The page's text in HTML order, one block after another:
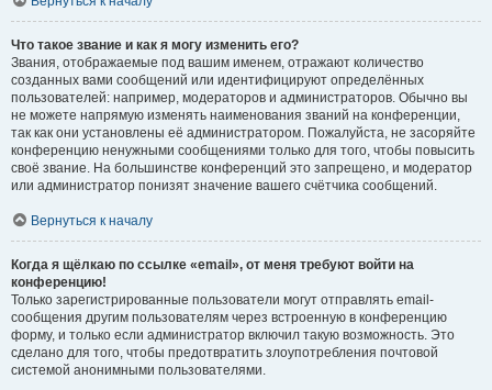
Что такое звание и как я могу изменить его?
Звания, отображаемые под вашим именем, отражают количество
созданных вами сообщений или идентифицируют определённых
пользователей: например, модераторов и администраторов. Обычно вы
не можете напрямую изменять наименования званий на конференции,
так как они установлены её администратором. Пожалуйста, не засоряйте
конференцию ненужными сообщениями только для того, чтобы повысить
своё звание. На большинстве конференций это запрещено, и модератор
или администратор понизят значение вашего счётчика сообщений.
Вернуться к началу
Когда я щёлкаю по ссылке «email», от меня требуют войти на
конференцию!
Только зарегистрированные пользователи могут отправлять email-
сообщения другим пользователям через встроенную в конференцию
форму, и только если администратор включил такую возможность. Это
сделано для того, чтобы предотвратить злоупотребления почтовой
системой анонимными пользователями.